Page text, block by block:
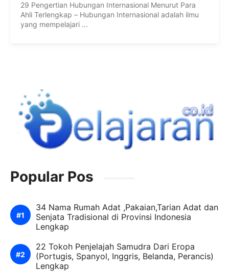
29 Pengertian Hubungan Internasional Menurut Para
Ahli Terlengkap – Hubungan Internasional adalah ilmu
yang mempelajari ...
Popular Pos
34 Nama Rumah Adat ,Pakaian,Tarian Adat dan
Senjata Tradisional di Provinsi Indonesia
Lengkap
22 Tokoh Penjelajah Samudra Dari Eropa
(Portugis, Spanyol, Inggris, Belanda, Perancis)
Lengkap